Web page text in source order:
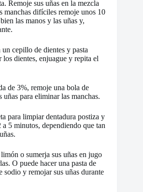
Remoje sus uñas en la mezcla
manchas difíciles remoje unos 10
las manos y las uñas y,
un cepillo de dientes y pasta
los dientes, enjuague y repita el
de 3%, remoje una bola de
para eliminar las manchas.
para limpiar dentadura postiza y
a 5 minutos, dependiendo que tan
o sumerja sus uñas en jugo
O puede hacer una pasta de
sodio y remojar sus uñas durante